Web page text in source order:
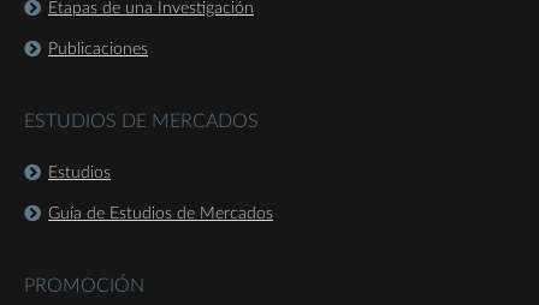
Etapas de una Investigación
Publicaciones
ESTUDIOS DE MERCADOS
Estudios
Guía de Estudios de Mercados
PROMOCIÓN